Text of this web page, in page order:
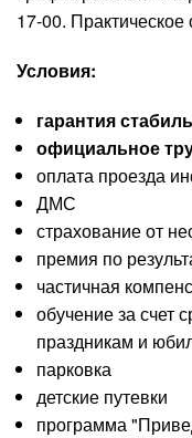
17-00.
Условия:
гарантия
официальное
оплата проезда
ДМС
страхование от
премия по
частичная
обучение за счет
праздникам и
парковка
детские путевки
программа